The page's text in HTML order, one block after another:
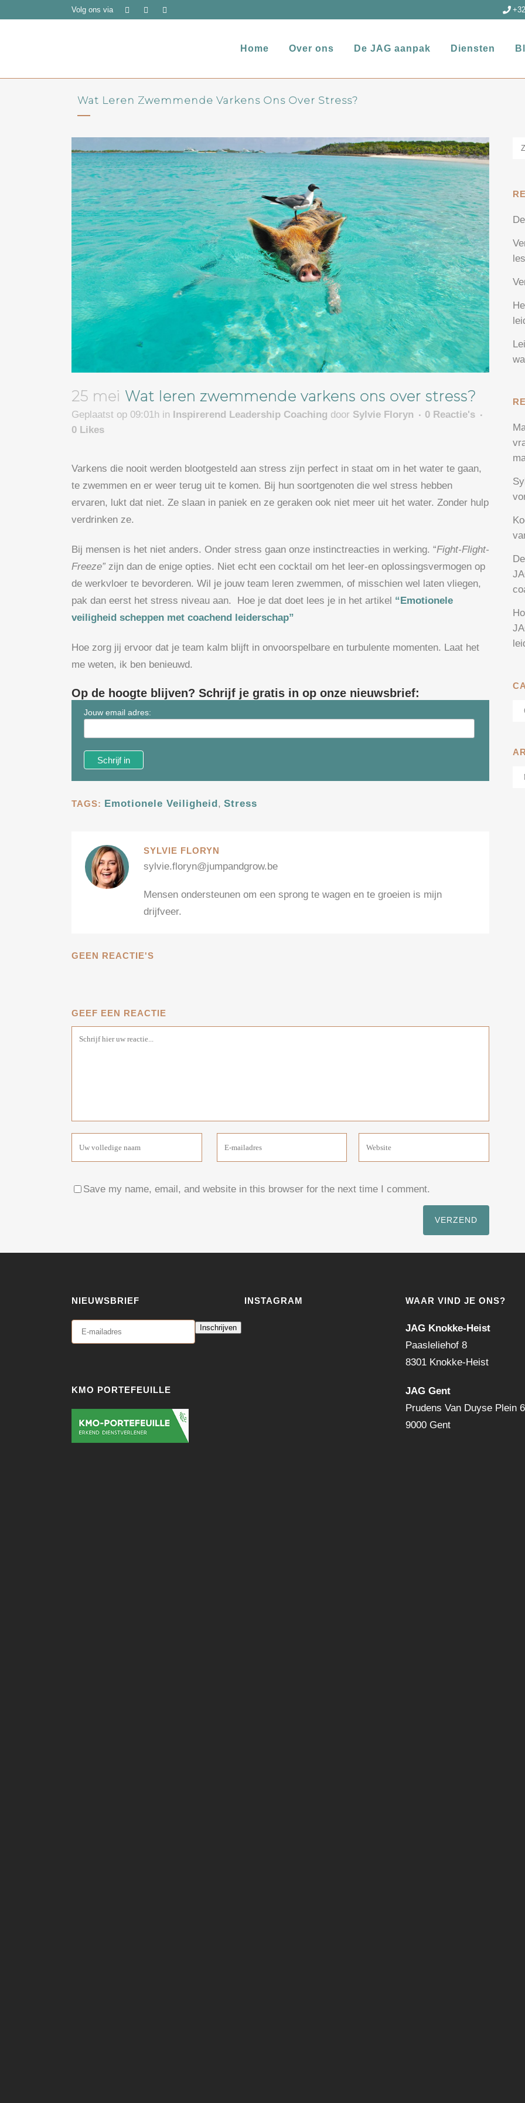
Volg ons via
Home Over ons De JAG aanpak Diensten
Wat Leren Zwemmende Varkens Ons Over Stress?
25 mei Wat leren zwemmende varkens ons over stress?
Geplaatst op 09:01h in Inspirerend Leadership Coaching door Sylvie Floryn
0 Reactie's
0 Likes
Varkens die nooit werden blootgesteld aan stress zijn perfect in staat om in het water te gaan,
te zwemmen en er weer terug uit te komen. Bij hun soortgenoten die wel stress hebben
ervaren, lukt dat niet. Ze slaan in paniek en ze geraken ook niet meer uit het water. Zonder hulp
verdrinken ze.
Bij mensen is het niet anders. Onder stress gaan onze instinctreacties in werking. “Fight-Flight-
Freeze” zijn dan de enige opties. Niet echt een cocktail om het leer-en oplossingsvermogen op
de werkvloer te bevorderen. Wil je jouw team leren zwemmen, of misschien wel laten vliegen,
pak dan eerst het stress niveau aan. Hoe je dat doet lees je in het artikel “Emotionele
veiligheid scheppen met coachend leiderschap”
Hoe zorg jij ervoor dat je team kalm blijft in onvoorspelbare en turbulente momenten. Laat het
me weten, ik ben benieuwd.
Op de hoogte blijven? Schrijf je gratis in op onze nieuwsbrief:
Jouw email adres:
TAGS: Emotionele Veiligheid, Stress
SYLVIE FLORYN
sylvie.floryn@jumpandgrow.be
Mensen ondersteunen om een sprong te wagen en te groeien is mijn
drijfveer.
GEEN REACTIE'S
GEEF EEN REACTIE
Save my name, email, and website in this browser for the next time I comment.
NIEUWSBRIEF
Inschrijven
KMO PORTEFEUILLE
INSTAGRAM WAAR VIND JE ONS?
JAG Knokke-Heist
Paasleliehof 8
8301 Knokke-Heist
JAG Gent
Prudens Van Duyse Plein
9000 Gent